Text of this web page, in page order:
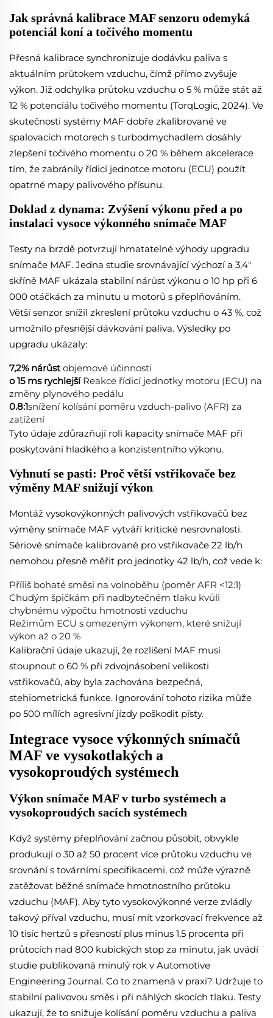
Jak správná kalibrace MAF senzoru odemyká
potenciál koní a točivého momentu
Přesná kalibrace synchronizuje dodávku paliva s
aktuálním průtokem vzduchu, čímž přímo zvyšuje
výkon. Již odchylka průtoku vzduchu o 5 % může stát až
12 % potenciálu točivého momentu (TorqLogic, 2024). Ve
skutečnosti systémy MAF dobře zkalibrované ve
spalovacích motorech s turbodmychadlem dosáhly
zlepšení točivého momentu o 20 % během akcelerace
tím, že zabránily řídicí jednotce motoru (ECU) použít
opatrné mapy palivového přísunu.
Doklad z dynama: Zvýšení výkonu před a po
instalaci vysoce výkonného snímače MAF
Testy na brzdě potvrzují hmatatelné výhody upgradu
snímače MAF. Jedna studie srovnávající výchozí a 3,4"
skříně MAF ukázala stabilní nárůst výkonu o 10 hp při 6
000 otáčkách za minutu u motorů s přeplňováním.
Větší senzor snížil zkreslení průtoku vzduchu o 43 %, což
umožnilo přesnější dávkování paliva. Výsledky po
upgradu ukázaly:
7,2% nárůstobjemové účinnosti
o 15 ms rychlejšíReakce řídicí jednotky motoru (ECU) na
změny plynového pedálu
0.8:1snížení kolísání poměru vzduch-palivo (AFR) za
zatížení
Tyto údaje zdůrazňují roli kapacity snímače MAF při
poskytování hladkého a konzistentního výkonu.
Vyhnutí se pasti: Proč větší vstřikovače bez
výměny MAF snižují výkon
Montáž vysokovýkonných palivových vstřikovačů bez
výměny snímače MAF vytváří kritické nesrovnalosti.
Sériové snímače kalibrované pro vstřikovače 22 lb/h
nemohou přesně měřit pro jednotky 42 lb/h, což vede k:
Příliš bohaté směsi na volnoběhu (poměr AFR <12:1)
Chudým špičkám při nadbytečném tlaku kvůli
chybnému výpočtu hmotnosti vzduchu
Režimům ECU s omezeným výkonem, které snižují
výkon až o 20 %
Kalibrační údaje ukazují, že rozlišení MAF musí
stoupnout o 60 % při zdvojnásobení velikosti
vstřikovačů, aby byla zachována bezpečná,
stehiometrická funkce. Ignorování tohoto rizika může
po 500 mílích agresivní jízdy poškodit písty.
Integrace vysoce výkonných snímačů
MAF ve vysokotlakých a
vysokoproudých systémech
Výkon snímače MAF v turbo systémech a
vysokoproudých sacích systémech
Když systémy přeplňování začnou působit, obvykle
produkují o 30 až 50 procent více průtoku vzduchu ve
srovnání s továrními specifikacemi, což může výrazně
zatěžovat běžné snímače hmotnostního průtoku
vzduchu (MAF). Aby tyto vysokovýkonné verze zvládly
takový příval vzduchu, musí mít vzorkovací frekvence až
10 tisíc hertzů s přesností plus minus 1,5 procenta při
průtocích nad 800 kubických stop za minutu, jak uvádí
studie publikovaná minulý rok v Automotive
Engineering Journal. Co to znamená v praxi? Udržuje to
stabilní palivovou směs i při náhlých skocích tlaku. Testy
ukazují, že to snižuje kolísání poměru vzduchu a paliva